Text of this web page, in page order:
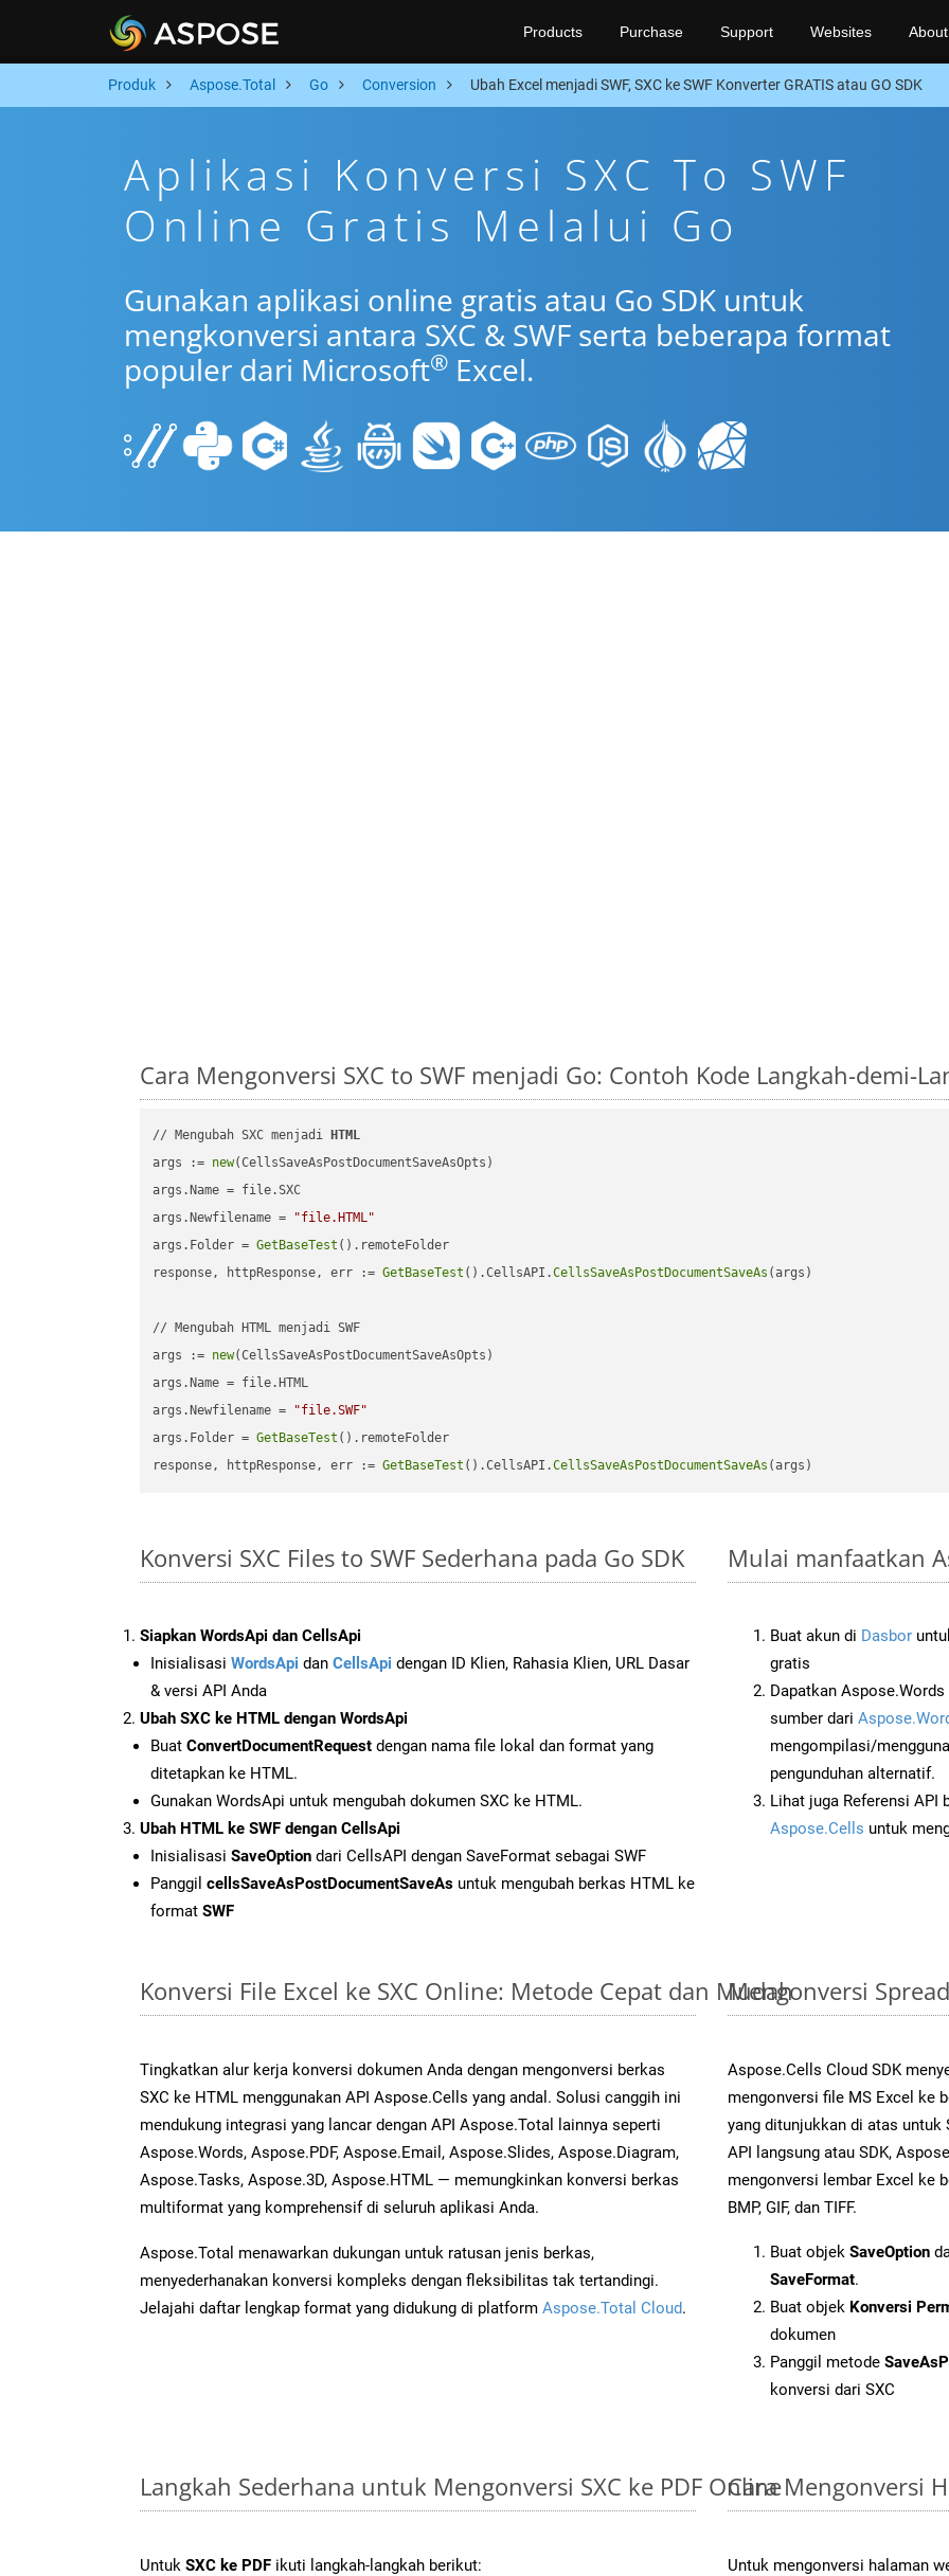
Products Purchase Support Websites About
Produk Aspose.Total Go Conversion Ubah Excel menjadi SWF, SXC ke SWF Konverter GRATIS atau GO SDK
Aplikasi Konversi SXC To SWF
Online Gratis Melalui Go
Gunakan aplikasi online gratis atau Go SDK untuk
mengkonversi antara SXC & SWF serta beberapa format
populer dari Microsoft® Excel.
Cara Mengonversi SXC to SWF menjadi Go: Contoh Kode Langkah-demi-
// Mengubah SXC menjadi
HTML
args := new(CellsSaveAsPostDocumentSaveAsOpts)
args.Name = file.SXC
args.Newfilename =
"file.HTML"
args.Folder = GetBaseTest ().remoteFolder
response, httpResponse, err := GetBaseTest ().CellsAPI.CellsSaveAsPostDocumentSaveAs (args)
// Mengubah HTML menjadi SWF
args := new(CellsSaveAsPostDocumentSaveAsOpts)
args.Name = file.HTML
args.Newfilename =
"file.SWF"
args.Folder = GetBaseTest ().remoteFolder
response, httpResponse, err := GetBaseTest ().CellsAPI.CellsSaveAsPostDocumentSaveAs
Konversi SXC Files to SWF Sederhana pada Go SDK
Siapkan WordsApi dan CellsApi
Inisialisasi WordsApi dan CellsApi dengan ID Klien, Rahasia Klien, URL Dasar
& versi API Anda
Ubah SXC ke HTML dengan WordsApi
Buat ConvertDocumentRequest dengan nama file lokal dan format yang
ditetapkan ke HTML.
Gunakan WordsApi untuk mengubah dokumen SXC ke HTML.
Ubah HTML ke SWF dengan CellsApi
Inisialisasi SaveOption dari CellsAPI dengan SaveFormat sebagai SWF
Panggil cellsSaveAsPostDocumentSaveAs untuk mengubah berkas HTML ke
format SWF
Mulai manfaatkan
Buat akun di Dasbor
gratis
Dapatkan
sumber dari
mengompilasi/
pengunduhan alternatif.
Lihat juga Referensi API
Aspose.Cells untuk
Konversi File Excel ke SXC Online: Metode Cepat dan Mudah
Tingkatkan alur kerja konversi dokumen Anda dengan mengonversi berkas
SXC ke HTML menggunakan API Aspose.Cells yang andal. Solusi canggih ini
mendukung integrasi yang lancar dengan API Aspose.Total lainnya seperti
Aspose.Words, Aspose.PDF, Aspose.Email, Aspose.Slides, Aspose.Diagram,
Aspose.Tasks, Aspose.3D, Aspose.HTML — memungkinkan konversi berkas
multiformat yang komprehensif di seluruh aplikasi Anda.
Aspose.Total menawarkan dukungan untuk ratusan jenis berkas,
menyederhanakan konversi kompleks dengan fleksibilitas tak tertandingi.
Jelajahi daftar lengkap format yang didukung di platform Aspose.Total Cloud.
Mengonversi
Aspose.Cells Cloud SDK
mengonversi file MS Excel ke
yang ditunjukkan di atas untuk
API langsung atau SDK,
mengonversi lembar Excel ke
BMP, GIF, dan TIFF.
Buat objek SaveOption
SaveFormat.
Buat objek Konversi
dokumen
Panggil metode
konversi dari SXC
Langkah Sederhana untuk Mengonversi SXC ke PDF Online
Untuk SXC ke PDF ikuti langkah-langkah berikut:
Cara Mengonversi
Untuk mengonversi halaman